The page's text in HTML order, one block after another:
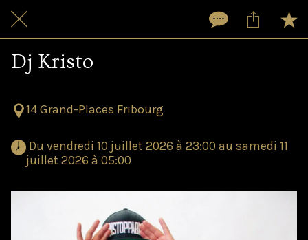
Dj Kristo
14 Grand-Places Fribourg
juillet 2026 à 05:00